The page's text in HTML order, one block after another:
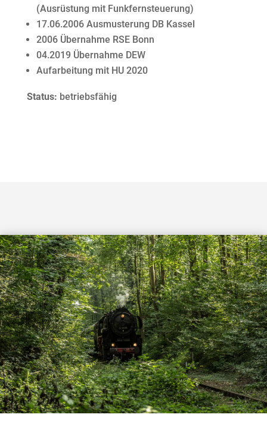
(Ausrüstung mit Funkfernsteuerung)
17.06.2006 Ausmusterung DB Kassel
2006 Übernahme RSE Bonn
04.2019 Übernahme DEW
Aufarbeitung mit HU 2020
Status: betriebsfähig